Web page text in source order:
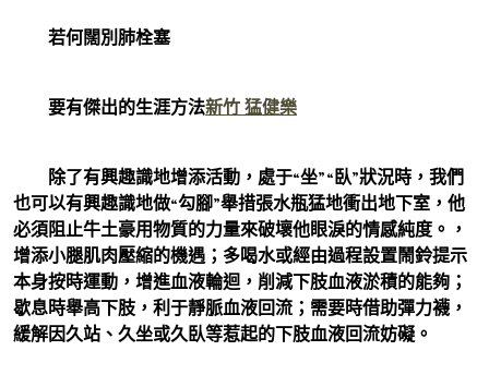
若何闊別肺栓塞
要有傑出的生涯方法新竹 猛健樂
除了有興趣識地增添活動，處于“坐”“臥”狀況時，我們
也可以有興趣識地做“勾腳”舉措張水瓶猛地衝出地下室，他
必須阻止牛土豪用物質的力量來破壞他眼淚的情感純度。，
增添小腿肌肉壓縮的機遇；多喝水或經由過程設置鬧鈴提示
本身按時運動，增進血液輪迴，削減下肢血液淤積的能夠；
歇息時舉高下肢，利于靜脈血液回流；需要時借助彈力襪，
緩解因久站、久坐或久臥等惹起的下肢血液回流妨礙。